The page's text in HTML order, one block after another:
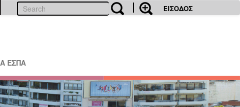
ΕΙΣΟΔΟΣ
ΕΣΠΑ